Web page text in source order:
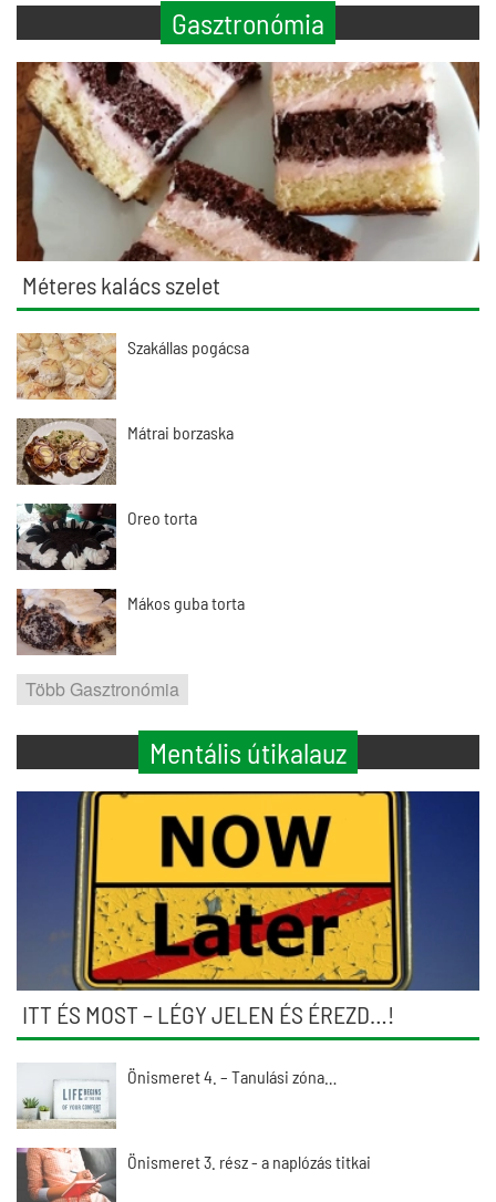
Gasztronómia
Méteres kalács szelet
Szakállas pogácsa
Mátrai borzaska
Oreo torta
Mákos guba torta
Több Gasztronómia
Mentális útikalauz
ITT ÉS MOST – LÉGY JELEN ÉS ÉREZD…!
Önismeret 4. – Tanulási zóna…
Önismeret 3. rész - a naplózás titkai